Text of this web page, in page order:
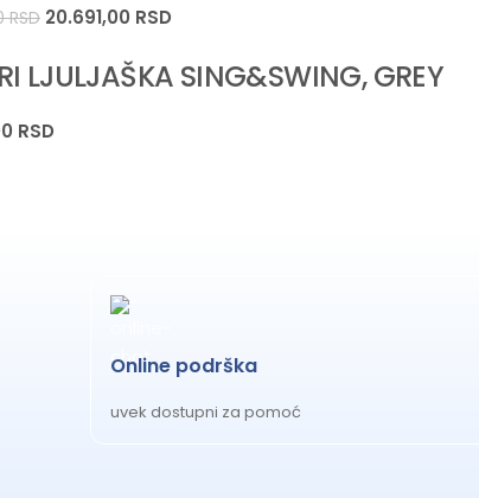
RSD 20.691,00 RSD
LJULJAŠKA SING&SWING, GREY
RSD
Online podrška
uvek dostupni za pomoć